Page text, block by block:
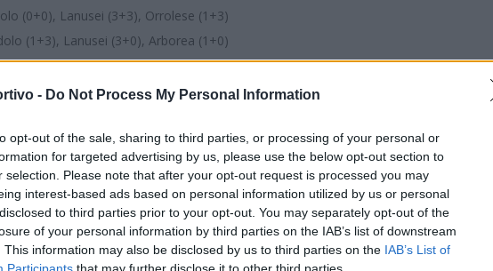
- Do Not Process My Personal Information
opt-out of the sale, sharing to third parties, or processing of your personal or
for targeted advertising by us, please use the below opt-out section to
selection. Please note that after your opt-out request is processed you may
interest-based ads based on personal information utilized by us or personal
to third parties prior to your opt-out. You may separately opt-out of the
of your personal information by third parties on the IAB’s list of downstream
This information may also be disclosed by us to third parties on the IAB’s List of
Participants that may further disclose it to other third parties.
(0+0), Lanusei (3+3), Orrolese (1+3)
(1+3), Lanusei (3+0), Arborea (1+0)
con il Tortolì)
Arborea (1+3), Orrolese (3+3)
Arborea (1+3), Orrolese (0+3)
Arborea (3+3), Orrolese (1+0)
Arborea (0+0), Orrolese (0+3)
Lanusei (3+3), Orrolese (1+3)
Lanusei (3+0), Arborea (1+0)
FACEBOOK